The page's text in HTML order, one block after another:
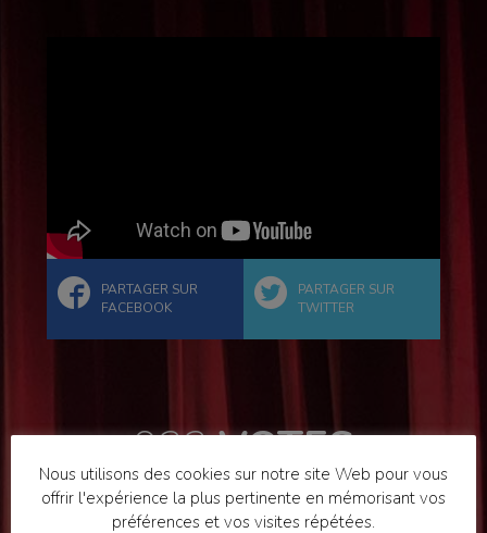
PARTAGER SUR
FACEBOOK
PARTAGER SUR
TWITTER
922VOTES
Nous utilisons des cookies sur notre site Web pour vous
offrir l'expérience la plus pertinente en mémorisant vos
préférences et vos visites répétées.